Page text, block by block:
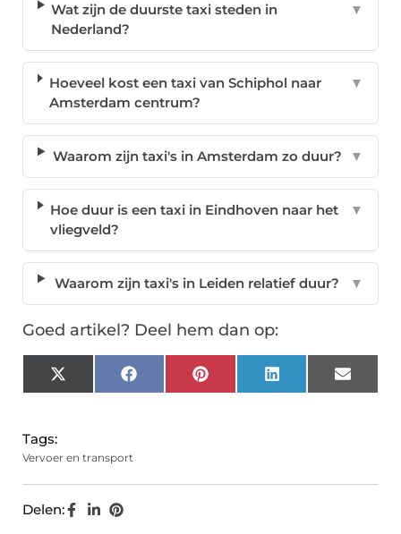
Wat zijn de duurste taxi steden in
Nederland?
▼
Hoeveel kost een taxi van Schiphol naar
Amsterdam centrum?
▼
Waarom zijn taxi's in Amsterdam zo duur? ▼
Hoe duur is een taxi in Eindhoven naar het
vliegveld?
▼
Waarom zijn taxi's in Leiden relatief duur? ▼
Goed artikel? Deel hem dan op:
X
(Twitter)
FacebookPinterest LinkedIn Email
Tags:
Vervoer en transport
Delen: